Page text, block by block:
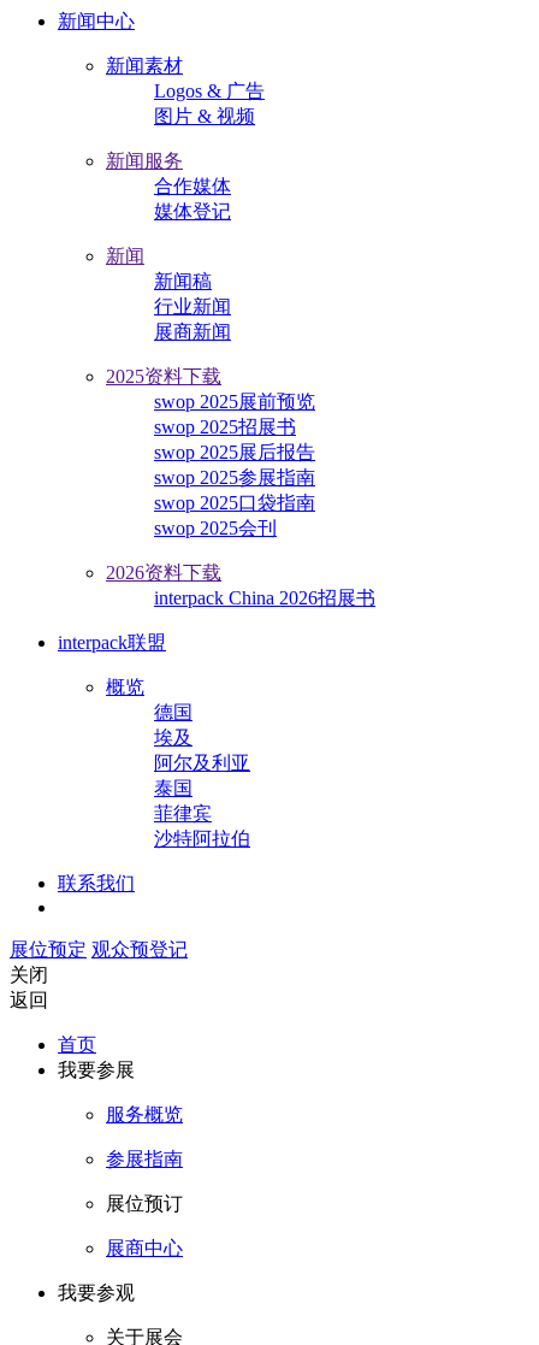
新闻中心
新闻素材
Logos & 广告
图片 & 视频
新闻服务
合作媒体
媒体登记
新闻
新闻稿
行业新闻
展商新闻
2025资料下载
swop 2025展前预览
swop 2025招展书
swop 2025展后报告
swop 2025参展指南
swop 2025口袋指南
swop 2025会刊
2026资料下载
interpack China 2026招展书
interpack联盟
概览
德国
埃及
阿尔及利亚
泰国
菲律宾
沙特阿拉伯
联系我们
展位预定 观众预登记
关闭
返回
首页
我要参展
服务概览
参展指南
展位预订
展商中心
我要参观
关于展会